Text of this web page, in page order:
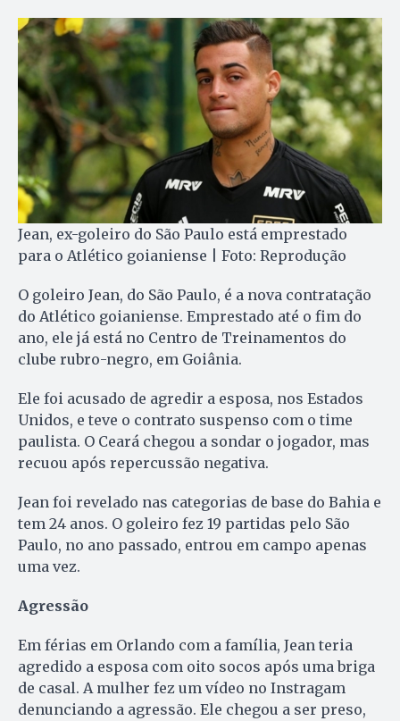
Jean, ex-goleiro do São Paulo está emprestado
para o Atlético goianiense | Foto: Reprodução
O goleiro Jean, do São Paulo, é a nova contratação
do Atlético goianiense. Emprestado até o fim do
ano, ele já está no Centro de Treinamentos do
clube rubro-negro, em Goiânia.
Ele foi acusado de agredir a esposa, nos Estados
Unidos, e teve o contrato suspenso com o time
paulista. O Ceará chegou a sondar o jogador, mas
recuou após repercussão negativa.
Jean foi revelado nas categorias de base do Bahia e
tem 24 anos. O goleiro fez 19 partidas pelo São
Paulo, no ano passado, entrou em campo apenas
uma vez.
Agressão
Em férias em Orlando com a família, Jean teria
agredido a esposa com oito socos após uma briga
de casal. A mulher fez um vídeo no Instragam
denunciando a agressão. Ele chegou a ser preso,